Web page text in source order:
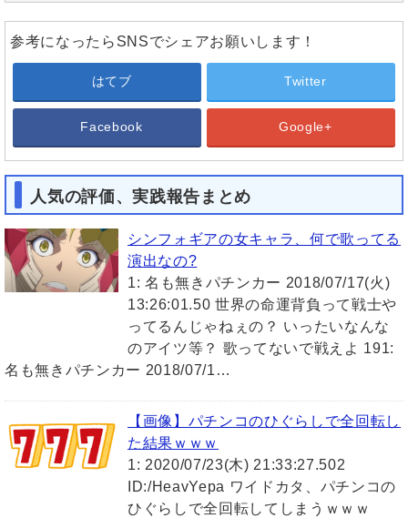
参考になったらSNSでシェアお願いします！
はてブ Twitter
Facebook Google+
人気の評価、実践報告まとめ
シンフォギアの女キャラ、何で歌ってる
演出なの?
1: 名も無きパチンカー 2018/07/17(火)
13:26:01.50 世界の命運背負って戦士や
ってるんじゃねぇの？ いったいなんな
のアイツ等？ 歌ってないで戦えよ 191:
名も無きパチンカー 2018/07/1…
【画像】パチンコのひぐらしで全回転し
た結果ｗｗｗ
1: 2020/07/23(木) 21:33:27.502
ID:/HeavYepa ワイドカタ、パチンコの
ひぐらしで全回転してしまうｗｗｗ